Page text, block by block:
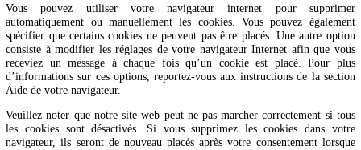
Dès que vous cliquez sur « Accepter », vous consentez à ce
utilisions tous les cookies et extensions comme décrit dans la
contextuelle et la présente politiquede cookies. Vous pouvez
l’utilisation des cookies via votre navigateur, mais veuillez noter
site web pourrait ne plus fonctionner correctement.
7.1 Gérez vos réglages de consentement
Vous avez chargé la politique de cookies sans le support de
AMP, vous pouvez utiliser l’onglet de gestion du consentement en